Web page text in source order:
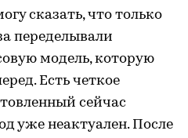
сказать, что только
переделывали
модель, которую
Есть четкое
сейчас
уже неактуален. После